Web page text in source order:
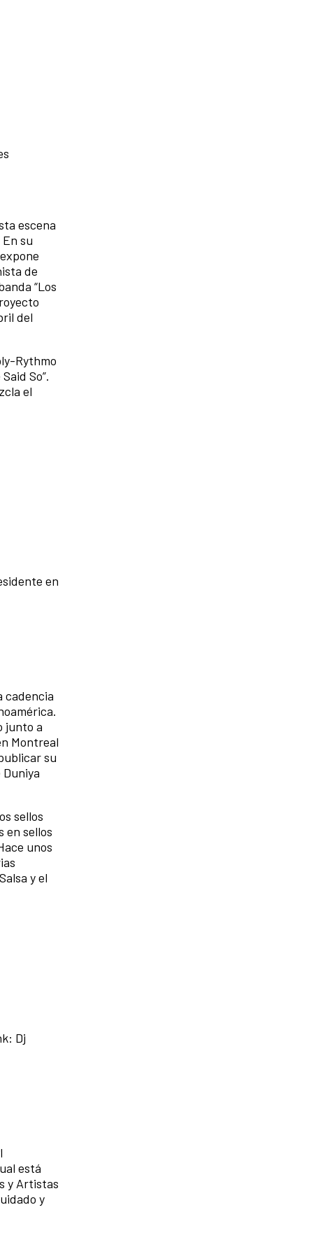
escena
su
de
“Los
del
Rythmo
So”.
el
en
cadencia
junto a
Montreal
su
sellos
en sellos
unos
y el
Dj
está
y Artistas
y